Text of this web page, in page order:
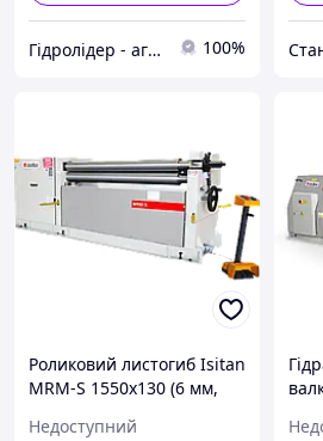
Гідролідер - агротехніка, промислове та будівельне обладнання 100%
Роликовий листогиб Isitan
MRM-S 1550x130 (6 мм,
Недоступний